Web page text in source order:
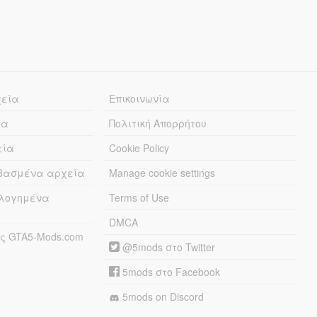
αρχεία
GTA5-Mods.com
Επικοινωνία
Πολιτική Απορρήτου
Cookie Policy
Manage cookie settings
Terms of Use
DMCA
@5mods στο Twitter
5mods στο Facebook
5mods on Discord